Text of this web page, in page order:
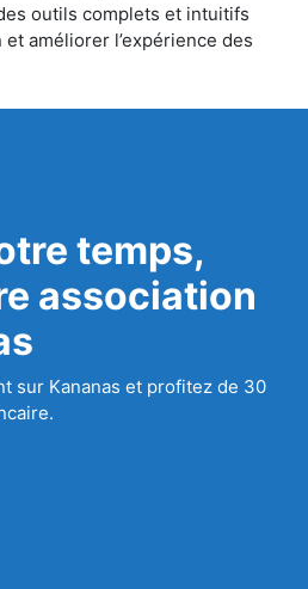
outils complets et intuitifs
améliorer l’expérience des
temps,
association
sur Kananas et profitez de 30